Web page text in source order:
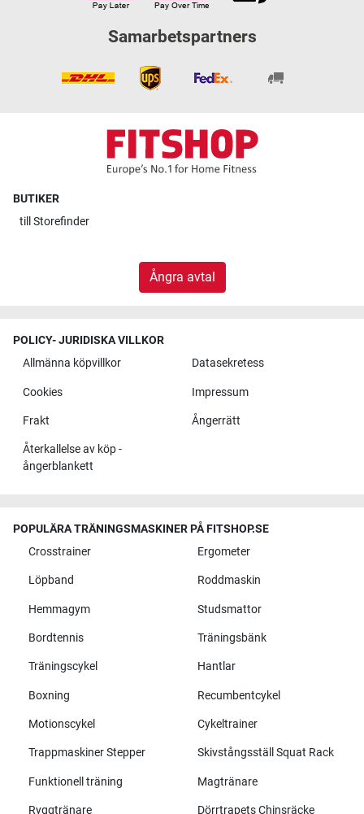
Samarbetspartners
BUTIKER
till Storefinder
Ångra avtal
POLICY- JURIDISKA VILLKOR
Allmänna köpvillkor
Datasekretess
Cookies Impressum
Frakt Ångerrätt
Återkallelse av köp -
ångerblankett
POPULÄRA TRÄNINGSMASKINER PÅ FITSHOP.SE
Crosstrainer
Ergometer
Löpband Roddmaskin
Hemmagym Studsmattor
Bordtennis Träningsbänk
Träningscykel Hantlar
Boxning Recumbentcykel
Motionscykel Cykeltrainer
Trappmaskiner Stepper Skivstångsställ Squat Rack
Funktionell träning Magtränare
Ryggtränare Dörrtrapets Chinsräcke